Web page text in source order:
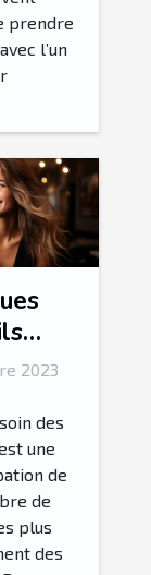
?
prendre
l’un
ses
?
2023
des
une
de
de
plus
des